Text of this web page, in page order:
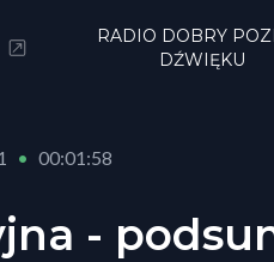
RADIO DOBRY
DŹWIĘKU
• 00:01:58
-